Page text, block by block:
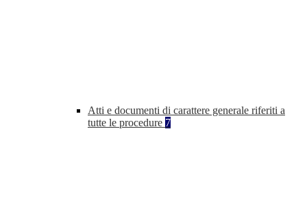
Atti e documenti di carattere generale riferiti a
tutte le procedure 7